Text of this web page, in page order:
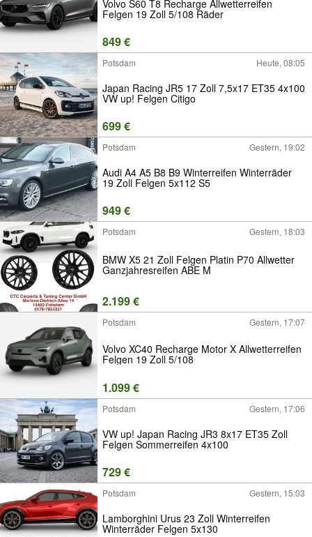
Volvo S60 T8 Recharge Allwetterreifen
Felgen 19 Zoll 5/108 Räder
849 €
Potsdam Heute, 08:05
Japan Racing JR5 17 Zoll 7,5x17 ET35 4x100
VW up! Felgen Citigo
699 €
Potsdam Gestern, 19:02
Audi A4 A5 B8 B9 Winterreifen Winterräder
19 Zoll Felgen 5x112 S5
949 €
Potsdam Gestern, 18:03
BMW X5 21 Zoll Felgen Platin P70 Allwetter
Ganzjahresreifen ABE M
2.199 €
Potsdam Gestern, 17:07
Volvo XC40 Recharge Motor X Allwetterreifen
Felgen 19 Zoll 5/108
1.099 €
Potsdam Gestern, 17:06
VW up! Japan Racing JR3 8x17 ET35 Zoll
Felgen Sommerreifen 4x100
729 €
Potsdam Gestern, 15:03
Lamborghini Urus 23 Zoll Winterreifen
Winterräder Felgen 5x130